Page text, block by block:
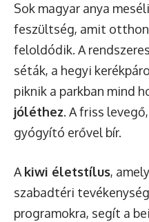
Sok magyar anya
feszültség, amit
feloldódik. A
séták, a hegyi
piknik a parkban mind
jóléthez. A friss
gyógyító erővel bír.
A kiwi életstílus,
szabadtéri
programokra, segít a